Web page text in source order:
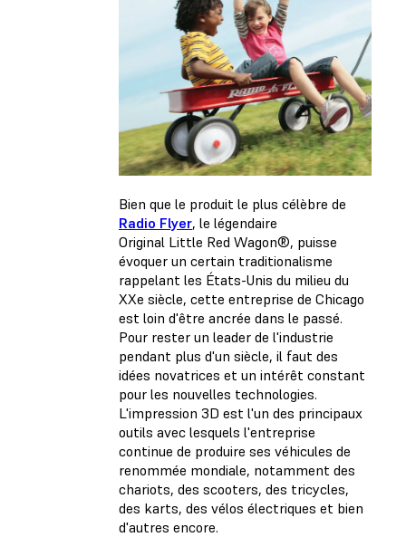
Bien que le produit le plus célèbre de
Radio Flyer, le légendaire
Original Little Red Wagon®, puisse
évoquer un certain traditionalisme
rappelant les États-Unis du milieu du
XXe siècle, cette entreprise de Chicago
est loin d'être ancrée dans le passé.
Pour rester un leader de l'industrie
pendant plus d'un siècle, il faut des
idées novatrices et un intérêt constant
pour les nouvelles technologies.
L'impression 3D est l'un des principaux
outils avec lesquels l'entreprise
continue de produire ses véhicules de
renommée mondiale, notamment des
chariots, des scooters, des tricycles,
des karts, des vélos électriques et bien
d'autres encore.